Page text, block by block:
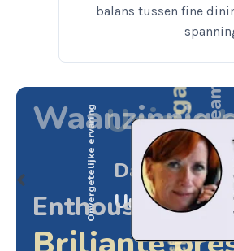
balans tussen fine
Onvergetelijke ervaring Ultieme teambuilding
Meeslepende activiteit
Daverende
Unieke
Vlekkeloze organisatie
Enthousiaste
Waanzinnig
Unieke
Spetterende